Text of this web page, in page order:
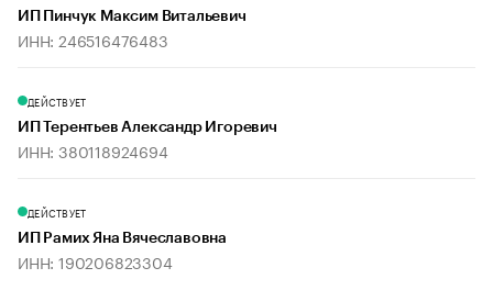
ИП Пинчук Максим Витальевич
ИНН: 246516476483
ДЕЙСТВУЕТ
ИП Терентьев Александр Игоревич
ИНН: 380118924694
ДЕЙСТВУЕТ
ИП Рамих Яна Вячеславовна
ИНН: 190206823304